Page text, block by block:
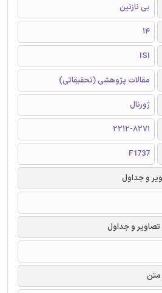
بی نازنین
14
ISI
مقالات پژوهشی (تحقیقاتی)
ژورنال
2212-8271
F1737
و جداول
و جداول
متن